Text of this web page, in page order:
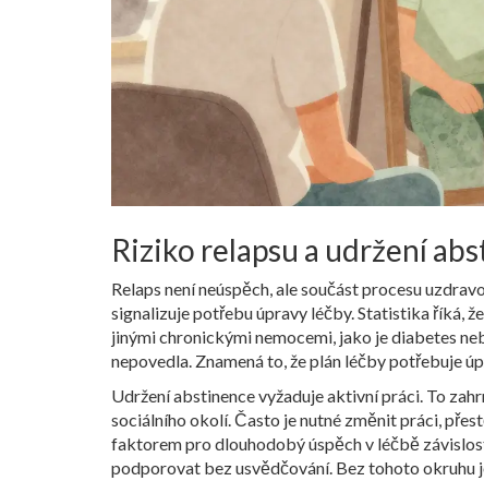
Riziko relapsu a udržení
Relaps není neúspěch, ale součást procesu
signalizuje potřebu úpravy léčby. Statistika říká,
jinými chronickými nemocemi, jako je diabetes
nepovedla. Znamená to, že plán léčby potřebuje
Udržení abstinence vyžaduje aktivní práci. To
sociálního okolí. Často je nutné změnit práci,
faktorem pro dlouhodobý úspěch v léčbě
podporovat bez usvědčování. Bez tohoto okruhu